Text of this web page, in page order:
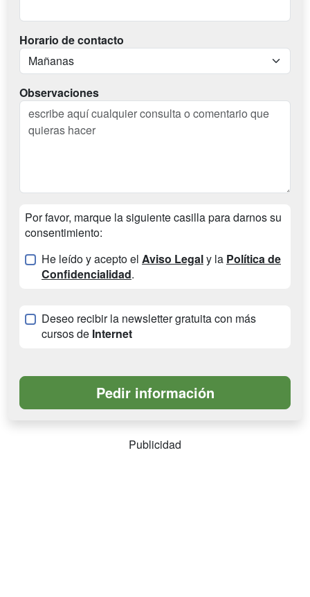
Horario de contacto
Observaciones
Por favor, marque la siguiente casilla para darnos su
consentimiento:
He leído y acepto el Aviso Legaly la Política de
Confidencialidad.
Deseo recibir la newsletter gratuita con más
cursos de Internet
Publicidad